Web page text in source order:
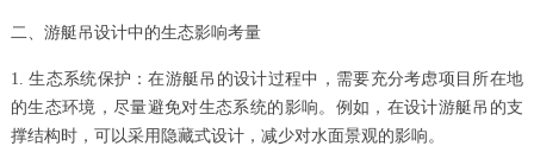
二、游艇吊设计中的生态影响考量
1. 生态系统保护：在游艇吊的设计过程中，需要充分考虑项目所在地
的生态环境，尽量避免对生态系统的影响。例如，在设计游艇吊的支
撑结构时，可以采用隐藏式设计，减少对水面景观的影响。